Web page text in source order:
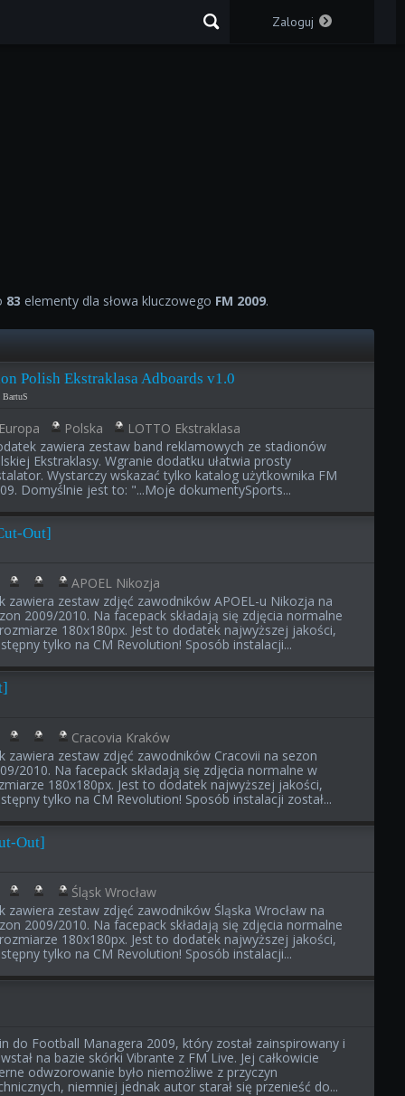
Zaloguj
83 elementy dla słowa kluczowego FM 2009.
Polish Ekstraklasa Adboards v1.0
Polska
LOTTO Ekstraklasa
zawiera zestaw band reklamowych ze stadionów
Ekstraklasy. Wgranie dodatku ułatwia prosty
Wystarczy wskazać tylko katalog użytkownika FM
Domyślnie jest to: "...Moje dokumentySports...
Out]
APOEL Nikozja
zawiera zestaw zdjęć zawodników APOEL-u Nikozja na
2009/2010. Na facepack składają się zdjęcia normalne
180x180px. Jest to dodatek najwyższej jakości,
tylko na CM Revolution! Sposób instalacji...
Cracovia Kraków
zawiera zestaw zdjęć zawodników Cracovii na sezon
2010. Na facepack składają się zdjęcia normalne w
180x180px. Jest to dodatek najwyższej jakości,
tylko na CM Revolution! Sposób instalacji został...
Out]
Śląsk Wrocław
zawiera zestaw zdjęć zawodników Śląska Wrocław na
2009/2010. Na facepack składają się zdjęcia normalne
180x180px. Jest to dodatek najwyższej jakości,
tylko na CM Revolution! Sposób instalacji...
do Football Managera 2009, który został zainspirowany i
na bazie skórki Vibrante z FM Live. Jej całkowicie
odwzorowanie było niemożliwe z przyczyn
niemniej jednak autor starał się przenieść do...